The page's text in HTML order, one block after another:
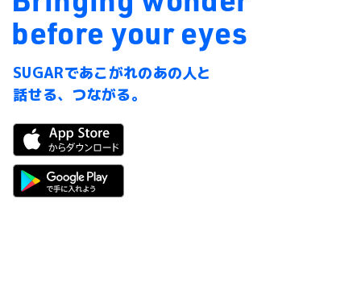
before youreyes
SUGARであこがれのあの人と
話せる、 つながる。